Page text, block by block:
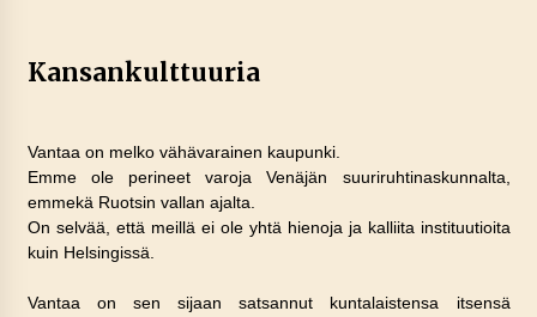
Kansankulttuuria
Vantaa on melko vähävarainen kaupunki.
Emme ole perineet varoja Venäjän suuriruhtinaskunnalta,
emmekä Ruotsin vallan ajalta.
On selvää, että meillä ei ole yhtä hienoja ja kalliita instituutioita
kuin Helsingissä.
Vantaa on sen sijaan satsannut kuntalaistensa itsensä